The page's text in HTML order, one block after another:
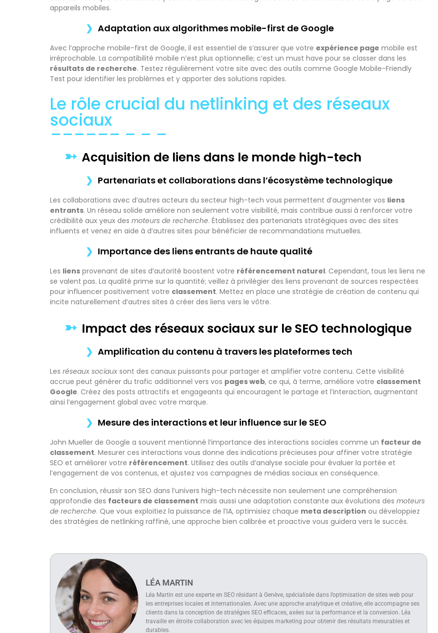
appareils mobiles.
Adaptation aux algorithmes mobile-first de Google
Avec l’approche mobile-first de Google, il est essentiel de s’assurer que votre expérience page mobile est
irréprochable. La compatibilité mobile n’est plus optionnelle; c’est un must have pour se classer dans les
résultats de recherche. Testez régulièrement votre site avec des outils comme Google Mobile-Friendly
Test pour identifier les problèmes et y apporter des solutions rapides.
Le rôle crucial du netlinking et des réseaux
sociaux
Acquisition de liens dans le monde high-tech
Partenariats et collaborations dans l’écosystème technologique
Les collaborations avec d’autres acteurs du secteur high-tech vous permettent d’augmenter vos liens
entrants. Un réseau solide améliore non seulement votre visibilité, mais contribue aussi à renforcer votre
crédibilité aux yeux des moteurs de recherche. Établissez des partenariats stratégiques avec des sites
influents et venez en aide à d’autres sites pour bénéficier de recommandations mutuelles.
Importance des liens entrants de haute qualité
Les liens provenant de sites d’autorité boostent votre référencement naturel. Cependant, tous les liens ne
se valent pas. La qualité prime sur la quantité; veillez à privilégier des liens provenant de sources respectées
pour influencer positivement votre classement. Mettez en place une stratégie de création de contenu qui
incite naturellement d’autres sites à créer des liens vers le vôtre.
Impact des réseaux sociaux sur le SEO technologique
Amplification du contenu à travers les plateformes tech
Les réseaux sociaux sont des canaux puissants pour partager et amplifier votre contenu. Cette visibilité
accrue peut générer du trafic additionnel vers vos pages web, ce qui, à terme, améliore votre classement
Google. Créez des posts attractifs et engageants qui encouragent le partage et l’interaction, augmentant
ainsi l’engagement global avec votre marque.
Mesure des interactions et leur influence sur le SEO
John Mueller de Google a souvent mentionné l’importance des interactions sociales comme un facteur de
classement. Mesurer ces interactions vous donne des indications précieuses pour affiner votre stratégie
SEO et améliorer votre référencement. Utilisez des outils d’analyse sociale pour évaluer la portée et
l’engagement de vos contenus, et ajustez vos campagnes de médias sociaux en conséquence.
En conclusion, réussir son SEO dans l’univers high-tech nécessite non seulement une compréhension
approfondie des facteurs de classement mais aussi une adaptation constante aux évolutions des moteurs
de recherche. Que vous exploitiez la puissance de l’IA, optimisiez chaque meta description ou développiez
des stratégies de netlinking raffiné, une approche bien calibrée et proactive vous guidera vers le succès.
LÉA MARTIN
Léa Martin est une experte en SEO résidant à Genève, spécialisée dans l’optimisation de sites web pour
les entreprises locales et internationales. Avec une approche analytique et créative, elle accompagne ses
clients dans la conception de stratégies SEO efficaces, axées sur la performance et la conversion. Léa
travaille en étroite collaboration avec les équipes marketing pour obtenir des résultats mesurables et
durables.